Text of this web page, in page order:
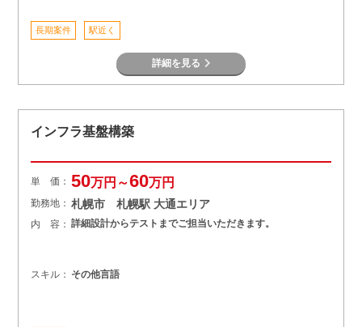
長期案件 駅近く
詳細を見る
インフラ基盤構築
単 価： 50万円～60万円
勤務地： 札幌市 札幌駅 大通エリア
内 容： 詳細設計からテストまでご担当いただきます。
スキル： その他言語